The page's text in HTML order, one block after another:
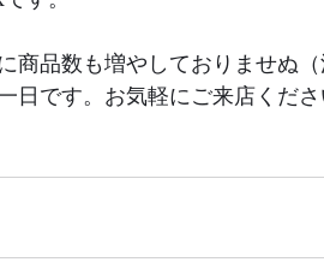
商品数も増やしておりませぬ（
日です。お気軽にご来店くだ